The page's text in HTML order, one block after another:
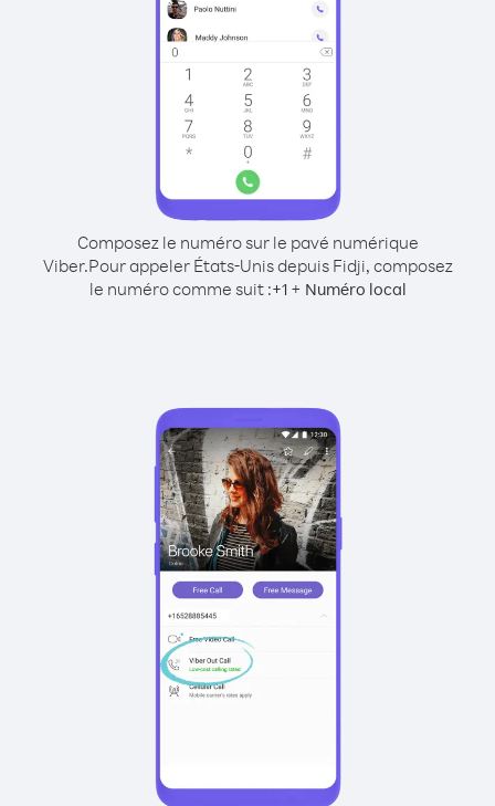
Composez le numéro sur le pavé numérique
Viber.Pour appeler États-Unis depuis Fidji, composez
le numéro comme suit :+1+ Numéro local